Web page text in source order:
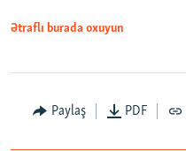
Ətraflı burada oxuyun
Paylaş PDF